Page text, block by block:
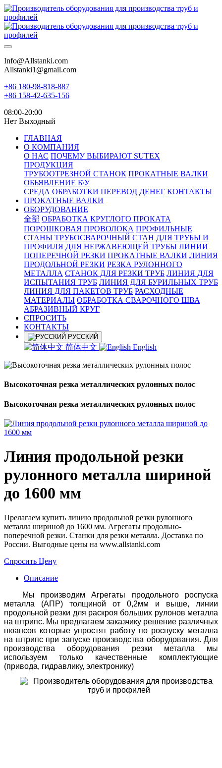
Info@Allstanki.com
Allstanki1@gmail.com
+86 180-98-818-887
+86 158-42-635-156
08:00-20:00
Нет Выходный
ГЛАВНАЯ
О КОМПАНИЯ
О НАС ПОЧЕМУ ВЫБИРАЮТ SUTEX
ПРОДУКЦИЯ
ТРУБООТРЕЗНОЙ СТАНОК ПРОКАТНЫЕ ВАЛКИ
ОБЬЯВЛЕНИЕ Б\У
СРЕДА ОБРАБОТКИ ПЕРЕВОД ДЕНЕГ КОНТАКТЫ
ПРОКАТНЫЕ ВАЛКИ
ОБОРУДОВАНИЕ
全部 ОБРАБОТКА КРУГЛОГО ПРОКАТА
ПОРОШКОВАЯ ПРОВОЛОКА ПРОФИЛЬНЫЕ
СТАНЫ ТРУБОСВАРОЧНЫЙ СТАН ДЛЯ ТРУБЫ И
ПРОФИЛЯ ДЛЯ НЕРЖАВЕЮЩЕЙ ТРУБЫ ЛИНИИ
ПОПЕРЕЧНОЙ РЕЗКИ ПРОКАТНЫЕ ВАЛКИ ЛИНИЯ
ПРОДОЛЬНОЙ РЕЗКИ РЕЗКА РУЛОННОГО
МЕТАЛЛА СТАНОК ДЛЯ РЕЗКИ ТРУБ ЛИНИЯ ДЛЯ
ИСПЫТАНИЯ ТРУБ ЛИНИЯ ДЛЯ БУРИЛЬНЫХ ТРУБ
ЛИНИЯ ДЛЯ ПАКЕТОВ ТРУБ РАСХОДНЫЕ
МАТЕРИАЛЫ OБРАБОТКА СВАРОЧНОГО ШВА
АБРАЗИВНЫЙ КРУГ
СПРОСИТЬ
КОНТАКТЫ
РУССКИЙ
简体中文 English
Высокоточная резка металлических рулонных полос
Высокоточная резка металлических рулонных полос
Линия продольной резки
рулонного металла шириной
до 1600 мм
Прелагаем купить линию продольной резки рулонного
металла шириной до 1600 мм. Агрегаты продольно-
поперечной резки. Станки для резки металла. Доставка по
России. Выгодные цены на www.allstanki.com
Спросить Цену
Описание
Мы производим Агрегаты продольного роспуска
металла (АПР) толщиной от 0,2мм и выше, линии
продольной резки для раскроя больших рулонов металла
на штрипс. Мы предлагаем заказчику решение различных
нюансов которые упростят работу по роспуску металла
на штрипс при запуске производства оборудования. Для
производства оборудования резки металла мы
используем только качественные комплектующие
(привода, гидравлику, электронику)